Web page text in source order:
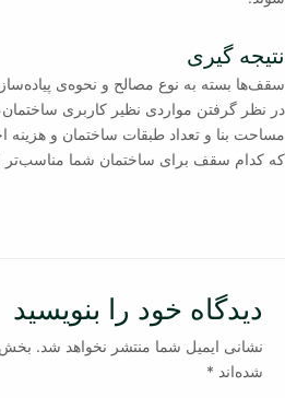
نتیجه گیری
سقف‌ها بسته به نوع مصالح و نحوه‌ی
در نظر گرفتن مواردی نظیر کاربری
مساحت بنا و تعداد طبقات ساختمان و هزینه
که کدام سقف برای ساختمان شما
دیدگاه‌ خود را بنویسید
نشانی ایمیل شما منتشر نخواهد شد.
شده‌اند *